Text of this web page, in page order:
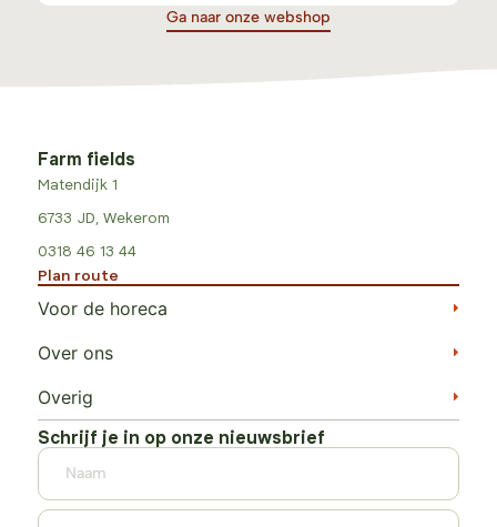
Ga naar onze webshop
Farm fields
Matendijk 1
6733 JD, Wekerom
0318 46 13 44
Plan route
Voor de horeca
Over ons
Overig
Schrijf je in op onze nieuwsbrief